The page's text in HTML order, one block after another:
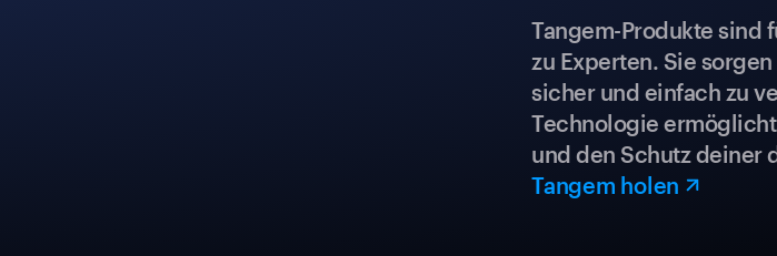
Tangem-Produkte sind
zu Experten. Sie
sicher und einfach zu
Technologie
und den Schutz deiner
Tangem holen